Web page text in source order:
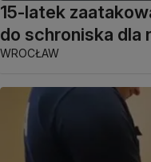
15-latek
do schroniska dla
WROCŁAW